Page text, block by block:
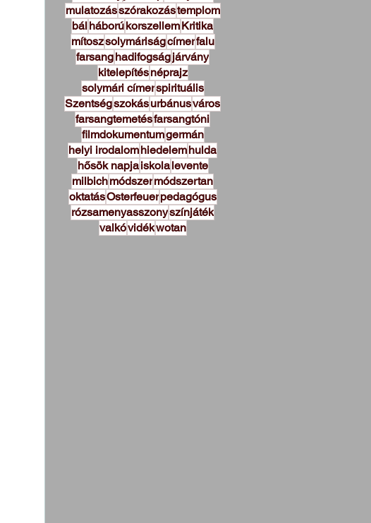
mulatozásszórakozástemplom
bálháborúkorszellemKritika
mítoszsolymáriságcímerfalu
farsanghadifogságjárvány
kitelepítésnéprajz
solymári címerspirituális
Szentségszokásurbánusváros
farsangtemetésfarsangtóni
filmdokumentumgermán
helyi irodalomhiedelemhulda
hősök napjaiskolalevente
milbichmódszermódszertan
oktatásOsterfeuerpedagógus
rózsamenyasszonyszínjáték
valkóvidékwotan